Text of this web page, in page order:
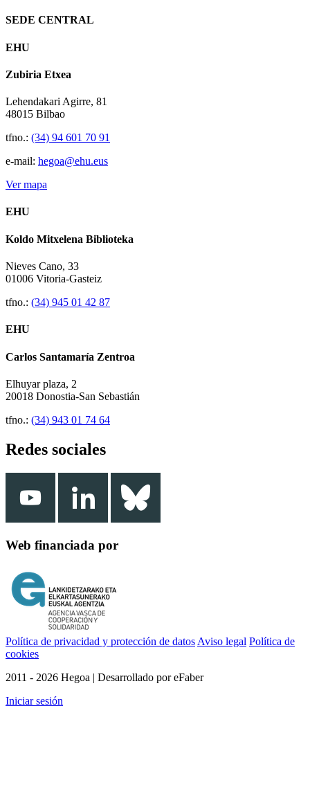
SEDE CENTRAL
EHU
Zubiria Etxea
Lehendakari Agirre, 81
48015 Bilbao
tfno.: (34) 94 601 70 91
e-mail: hegoa@ehu.eus
Ver mapa
EHU
Koldo Mitxelena Biblioteka
Nieves Cano, 33
01006 Vitoria-Gasteiz
tfno.: (34) 945 01 42 87
EHU
Carlos Santamaría Zentroa
Elhuyar plaza, 2
20018 Donostia-San Sebastián
tfno.: (34) 943 01 74 64
Redes sociales
Web financiada por
Política de privacidad y protección de datos Aviso legal Política de
cookies
2011 - 2026 Hegoa | Desarrollado por eFaber
Iniciar sesión